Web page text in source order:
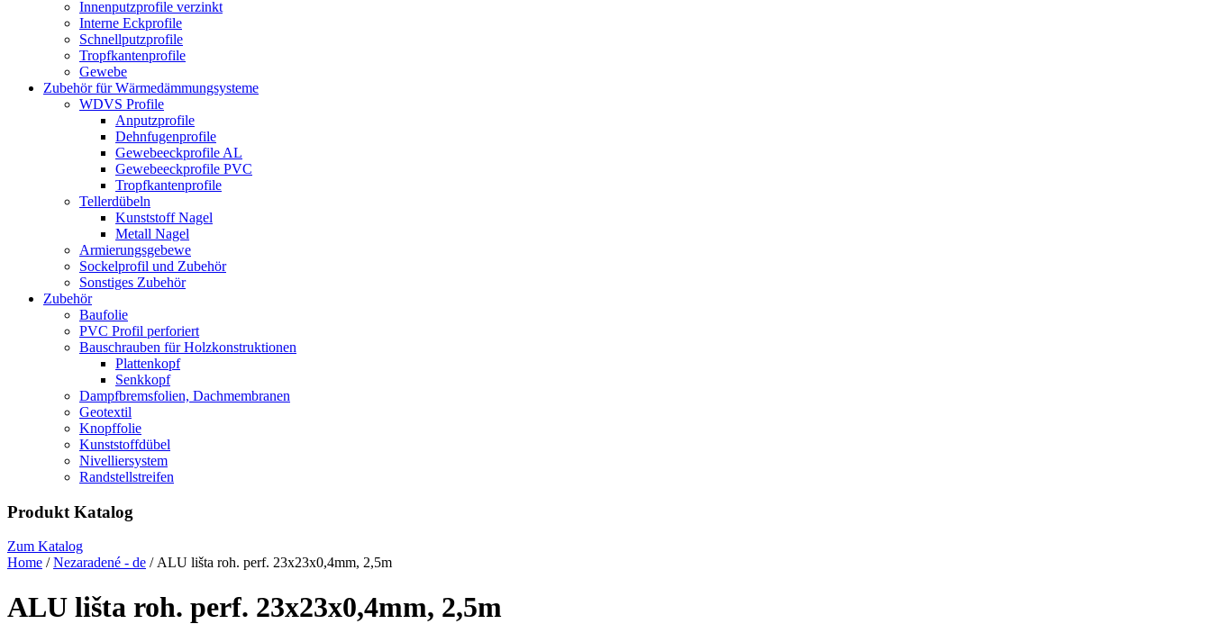
Innenputzprofile verzinkt
Interne Eckprofile
Schnellputzprofile
Tropfkantenprofile
Gewebe
Zubehör für Wärmedämmungsysteme
WDVS Profile
Anputzprofile
Dehnfugenprofile
Gewebeeckprofile AL
Gewebeeckprofile PVC
Tropfkantenprofile
Tellerdübeln
Kunststoff Nagel
Metall Nagel
Armierungsgebewe
Sockelprofil und Zubehör
Sonstiges Zubehör
Zubehör
Baufolie
PVC Profil perforiert
Bauschrauben für Holzkonstruktionen
Plattenkopf
Senkkopf
Dampfbremsfolien, Dachmembranen
Geotextil
Knopffolie
Kunststoffdübel
Nivelliersystem
Randstellstreifen
Produkt Katalog
Zum Katalog
Home /Nezaradené - de / ALU lišta roh. perf. 23x23x0,4mm, 2,5m
ALU lišta roh. perf. 23x23x0,4mm, 2,5m